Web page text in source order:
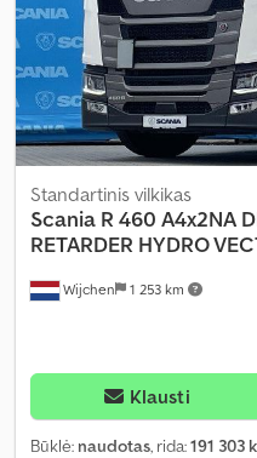
Wijchen 1 253 km
Standartinis vilkikas
Scania R 460 A4x2NA
RETARDER HYDRO
Klausti
Būklė: naudotas, rida:191 303